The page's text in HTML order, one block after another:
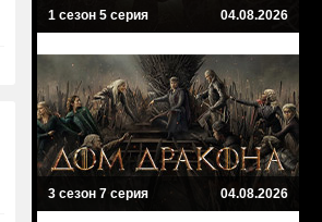
1 сезон 5 серия 04.08.2026
3 сезон 7 серия 04.08.2026